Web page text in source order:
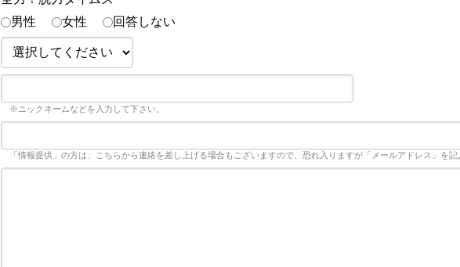
男性 女性 回答しない
※ニックネームなどを入力して下さい。
「情報提供」の方は、こちらから連絡を差し上げる場合もございますので、恐れ入りますが「メールアドレス」を